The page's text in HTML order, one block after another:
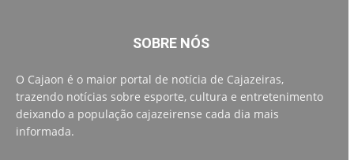
SOBRE NÓS
O Cajaon é o maior portal de notícia de Cajazeiras,
trazendo notícias sobre esporte, cultura e entretenimento
deixando a população cajazeirense cada dia mais
informada.